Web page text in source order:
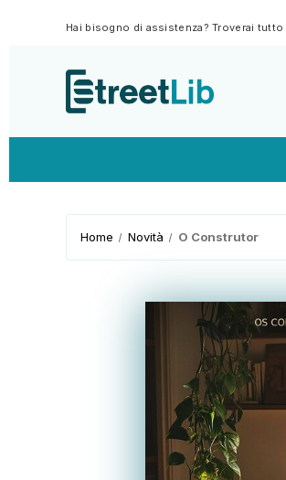
Hai bisogno di assistenza? Troverai
Home Novità O Construtor